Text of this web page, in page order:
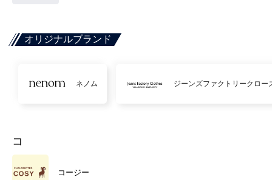
オリジナルブランド
ネノム ジーンズファクトリークロー
コ
コージー